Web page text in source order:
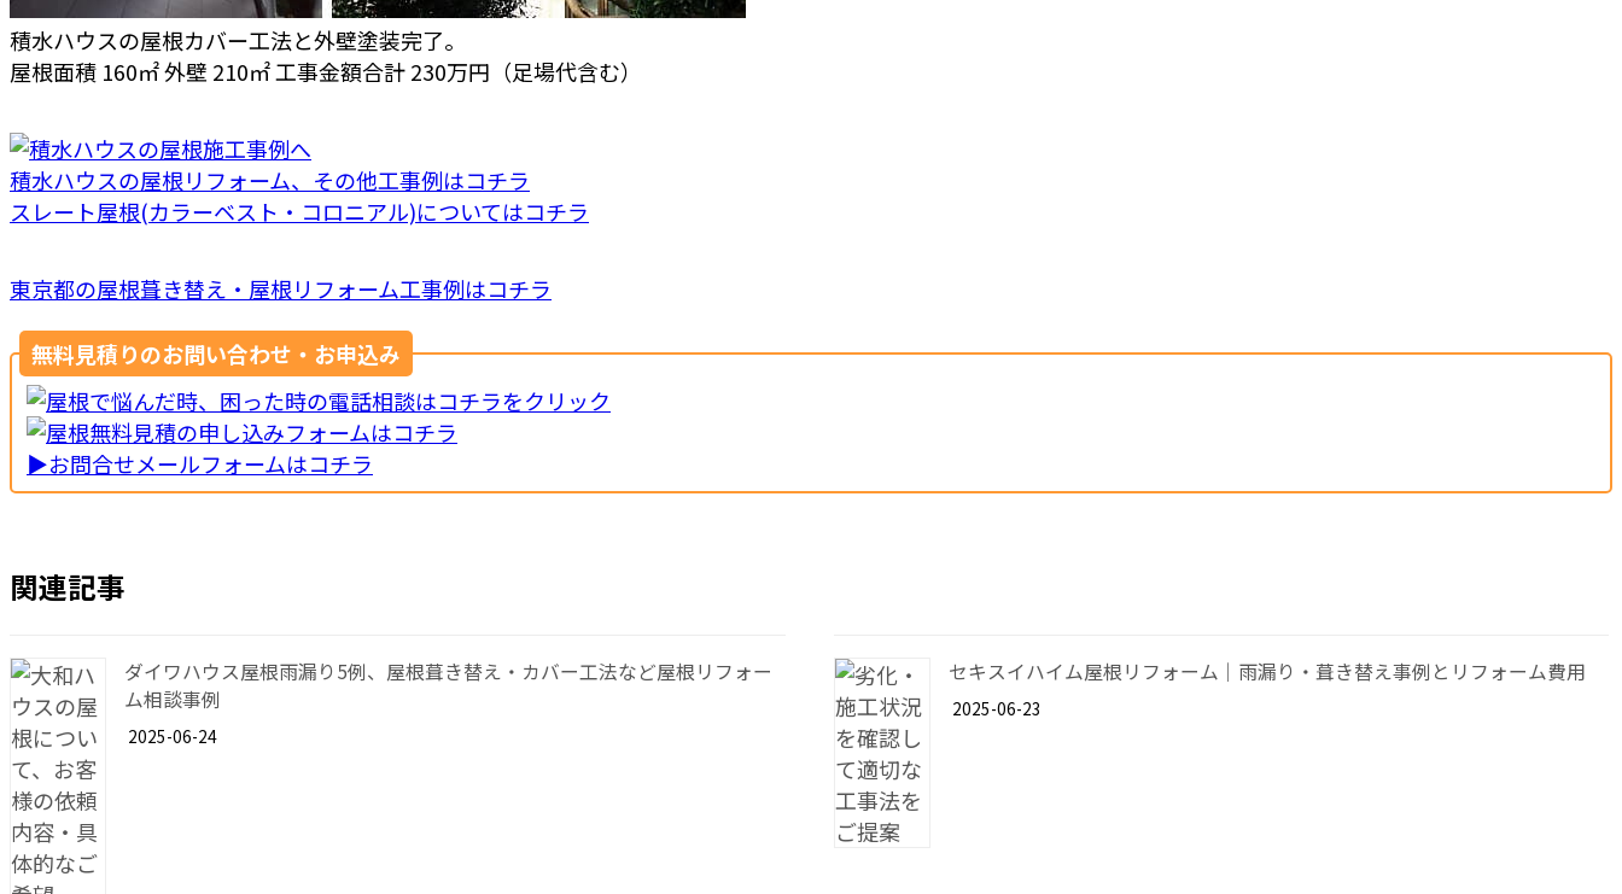
積水ハウスの屋根カバー工法と外壁塗装完了。
屋根面積 160㎡ 外壁 210㎡ 工事金額合計 230万円（足場代含む）
積水ハウスの屋根リフォーム、その他工事例はコチラ
スレート屋根(カラーベスト・コロニアル)についてはコチラ
東京都の屋根葺き替え・屋根リフォーム工事例はコチラ
無料見積りのお問い合わせ・お申込み
▶お問合せメールフォームはコチラ
関連記事
ダイワハウス屋根雨漏り5例、屋根葺き替え・カバー工法など屋根リフォー
ム相談事例
2025-06-24
セキスイハイム屋根リフォーム｜雨漏り・葺き替え事例とリフォーム費用
2025-06-23